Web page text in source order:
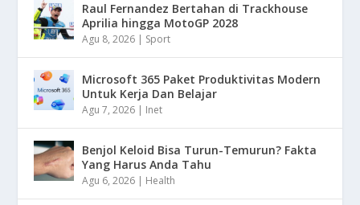
Raul Fernandez Bertahan di Trackhouse
Aprilia hingga MotoGP 2028
Agu 8, 2026 | Sport
Microsoft 365 Paket Produktivitas Modern
Untuk Kerja Dan Belajar
Agu 7, 2026 | Inet
Benjol Keloid Bisa Turun-Temurun? Fakta
Yang Harus Anda Tahu
Agu 6, 2026 | Health